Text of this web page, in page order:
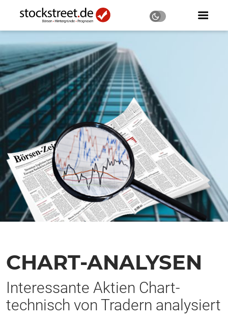
CHART-ANALYSEN
Interessante Aktien Chart-
technisch von Tradern analysiert